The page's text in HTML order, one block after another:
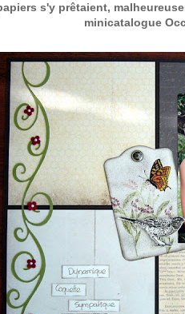
s'y prêtaient,
minicatalogue